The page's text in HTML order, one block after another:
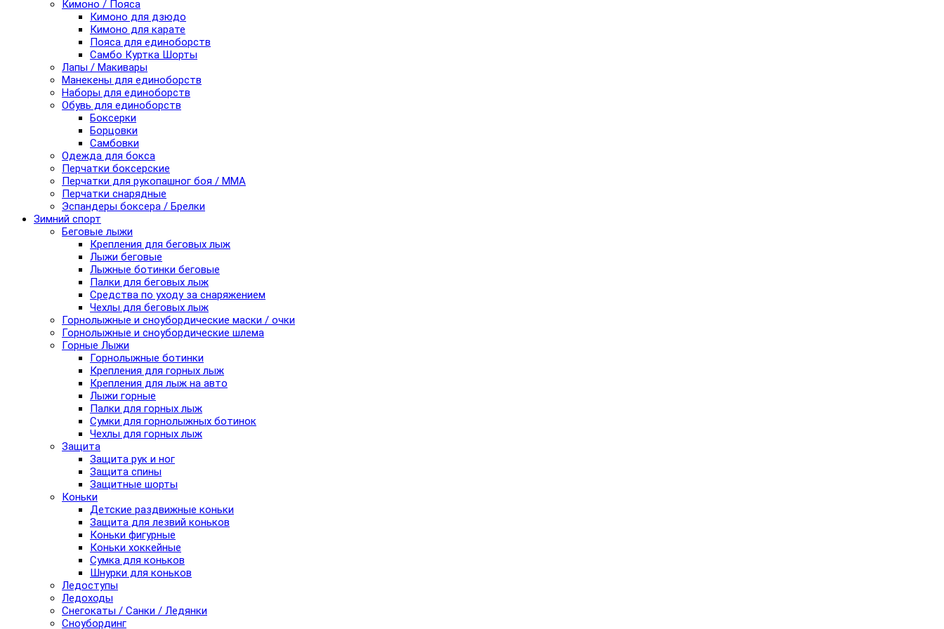
Кимоно / Пояса
Кимоно для дзюдо
Кимоно для карате
Пояса для единоборств
Самбо Куртка Шорты
Лапы / Макивары
Манекены для единоборств
Наборы для единоборств
Обувь для единоборств
Боксерки
Борцовки
Самбовки
Одежда для бокса
Перчатки боксерские
Перчатки для рукопашног боя / ММА
Перчатки снарядные
Эспандеры боксера / Брелки
Зимний спорт
Беговые лыжи
Крепления для беговых лыж
Лыжи беговые
Лыжные ботинки беговые
Палки для беговых лыж
Средства по уходу за снаряжением
Чехлы для беговых лыж
Горнолыжные и сноубордические маски / очки
Горнолыжные и сноубордические шлема
Горные Лыжи
Горнолыжные ботинки
Крепления для горных лыж
Крепления для лыж на авто
Лыжи горные
Палки для горных лыж
Сумки для горнолыжных ботинок
Чехлы для горных лыж
Защита
Защита рук и ног
Защита спины
Защитные шорты
Коньки
Детские раздвижные коньки
Защита для лезвий коньков
Коньки фигурные
Коньки хоккейные
Сумка для коньков
Шнурки для коньков
Ледоступы
Ледоходы
Снегокаты / Санки / Ледянки
Сноубординг